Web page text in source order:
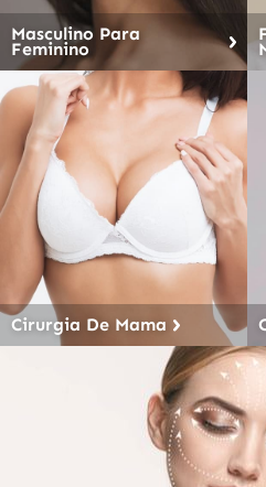
Masculino Para
Feminino
Cirurgia De Mama